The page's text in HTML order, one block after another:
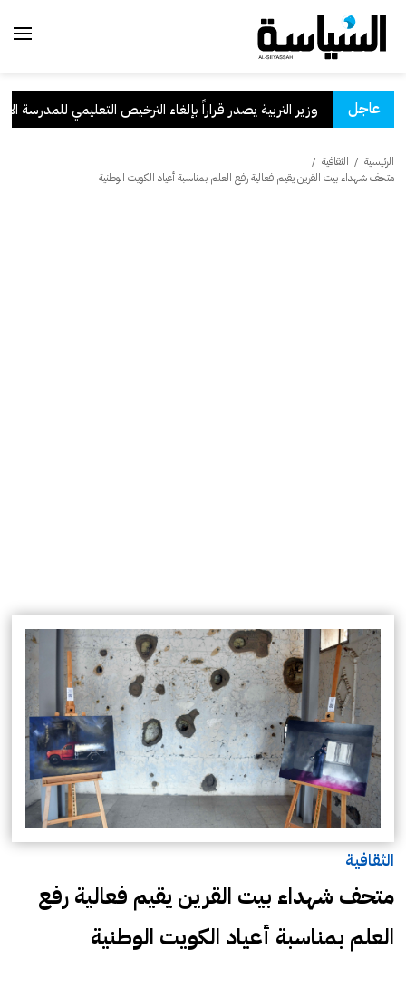
عاجل وزير التربية يصدر قراراً بإلغاء الترخيص التعليمي للمدرسة
الرئيسية / الثقافية /
متحف شهداء بيت القرين يقيم فعالية رفع العلم بمناسبة أعياد الكويت الوطنية
الثقافية
متحف شهداء بيت القرين يقيم فعالية رفع
العلم بمناسبة أعياد الكويت الوطنية